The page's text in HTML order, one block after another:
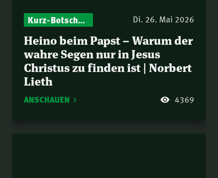
Kurz-Botschaften – Biblische Impulse mit Zukunft im Blick Di. 26. Mai 2026
Heino beim Papst – Warum der
wahre Segen nur in Jesus
Christus zu finden ist | Norbert
Lieth
ANSCHAUEN 4369